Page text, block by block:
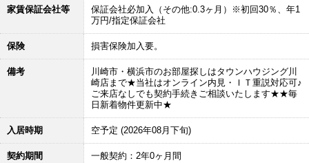
家賃保証会社等
保証会社必加入（その他:0.3ヶ月）※初回30％、年1
万円/指定保証会社
保険 損害保険加入要。
備考
川崎市・横浜市のお部屋探しはタウンハウジング川
崎店まで★当社はオンライン内見・ＩＴ重説対応可♪
ご来店なしでも契約手続きご相談いたします★★毎
日新着物件更新中★
入居時期 空予定 (2026年08月下旬)
契約期間 一般契約：2年0ヶ月間